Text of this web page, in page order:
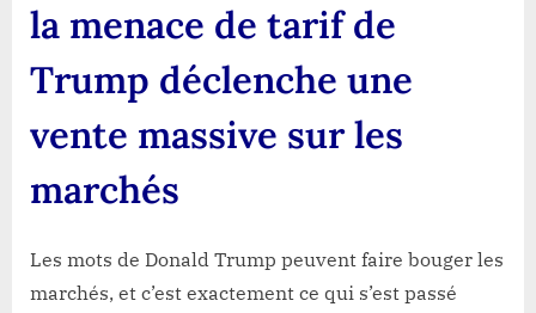
la menace de tarif de
Trump déclenche une
vente massive sur les
marchés
Les mots de Donald Trump peuvent faire bouger les
marchés, et c’est exactement ce qui s’est passé